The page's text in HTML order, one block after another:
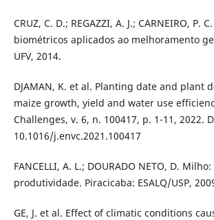
CRUZ, C. D.; REGAZZI, A. J.; CARNEIRO, P.
biométricos aplicados ao melhoramento
UFV, 2014.
DJAMAN, K. et al. Planting date and plant
maize growth, yield and water use
Challenges, v. 6, n. 100417, p. 1-11, 2022.
10.1016/j.envc.2021.100417
FANCELLI, A. L.; DOURADO NETO, D.
produtividade. Piracicaba: ESALQ/USP,
GE, J. et al. Effect of climatic conditions